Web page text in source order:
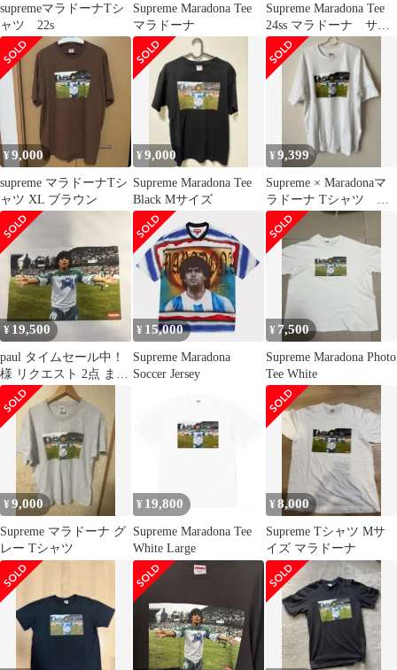
supremeマラドーナTシ
ャツ 22s
Supreme Maradona Tee
マラドーナ
Supreme Maradona Tee
24ss マラドーナ サッ
カー
¥9,000
supreme マラドーナTシ
ャツ XL ブラウン
¥9,000
Supreme Maradona Tee
Black Mサイズ
¥9,399
Supreme × Maradonaマ
ラドーナ Tシャツ XL
ホワイト
¥ 19,500
paul タイムセール中！
様 リクエスト 2点 まと
め商品
¥ 15,000
Supreme Maradona
Soccer Jersey
¥ 7,500
Supreme Maradona Photo
Tee White
¥9,000
Supreme マラドーナ グ
レー Tシャツ
¥ 19,800
Supreme Maradona Tee
White Large
¥8,000
Supreme Tシャツ Mサ
イズ マラドーナ